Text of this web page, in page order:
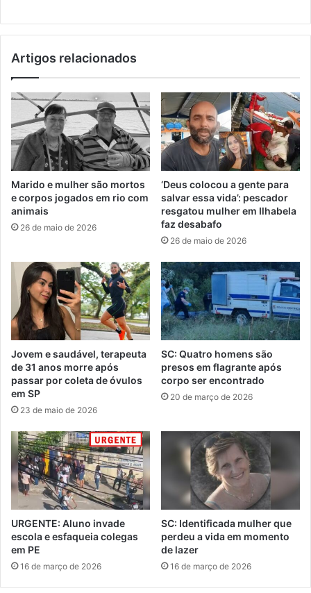
Artigos relacionados
Marido e mulher são mortos
e corpos jogados em rio com
animais
26 de maio de 2026
‘Deus colocou a gente para
salvar essa vida’: pescador
resgatou mulher em Ilhabela
faz desabafo
26 de maio de 2026
Jovem e saudável, terapeuta
de 31 anos morre após
passar por coleta de óvulos
em SP
23 de maio de 2026
SC: Quatro homens são
presos em flagrante após
corpo ser encontrado
20 de março de 2026
URGENTE: Aluno invade
escola e esfaqueia colegas
em PE
16 de março de 2026
SC: Identificada mulher que
perdeu a vida em momento
de lazer
16 de março de 2026